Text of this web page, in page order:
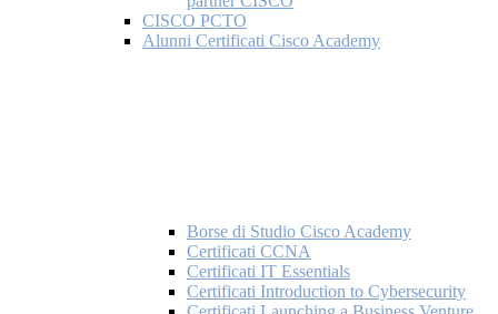
CISCO PCTO
Alunni Certificati Cisco Academy
Borse di Studio Cisco Academy
Certificati CCNA
Certificati IT Essentials
Certificati Introduction to Cybersecurity